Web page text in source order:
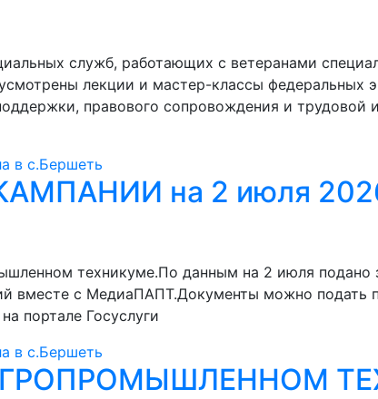
служб, работающих с ветеранами
лекции и мастер-классы федеральных
правового сопровождения и трудовой
в с.Бершеть
на 2 июля
техникуме.По данным на 2 июля
вместе с МедиаПАПТ.Документы можно подать
портале Госуслуги
в с.Бершеть